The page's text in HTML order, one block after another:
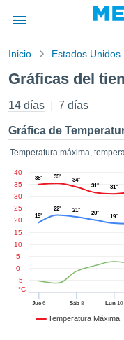
de
ha
por
para
que la
calidad.
a este
las
y
forma
digital
basada
Inicio Estados Unidos
Gráficas del
14 días 7 días
Gráfica de
Temperatura máxima,
Temperatura Máxima
Jue 6 Sáb8 Lun 10
-5
0
5
10
15
20
25
30
35
40
°C
35° 35°
34°
31°
31°
19°
22° 21° 20°
19°